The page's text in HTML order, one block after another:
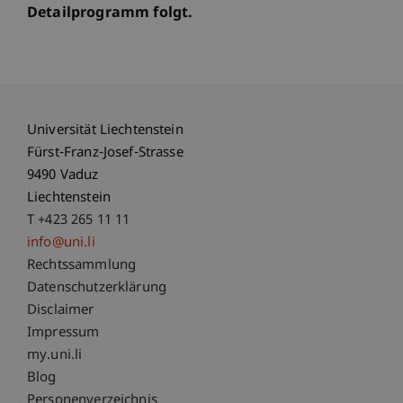
Detailprogramm folgt.
Universität Liechtenstein
Fürst-Franz-Josef-Strasse
9490 Vaduz
Liechtenstein
T +423 265 11 11
info@uni.li
Fußzeile Rechtliche Hinweise
Rechtssammlung
Datenschutzerklärung
Disclaimer
Impressum
Fußzeile Subdomain-Verzeichnis
my.uni.li
Blog